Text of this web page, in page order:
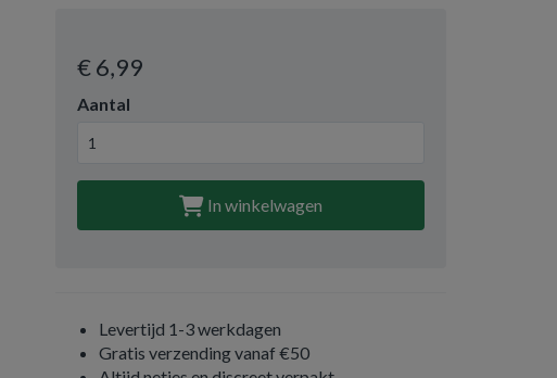
€ 6,99
Aantal
In winkelwagen
Levertijd 1-3 werkdagen
Gratis verzending vanaf €50